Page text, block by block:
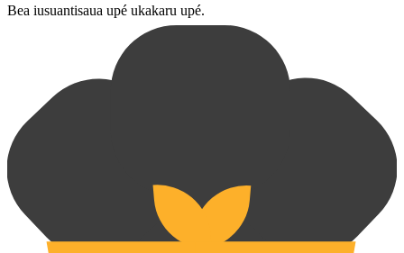
Bea iusuantisaua upé ukakaru upé.